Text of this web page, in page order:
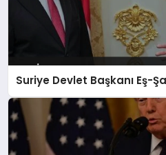
Suriye Devlet Başkanı Eş-